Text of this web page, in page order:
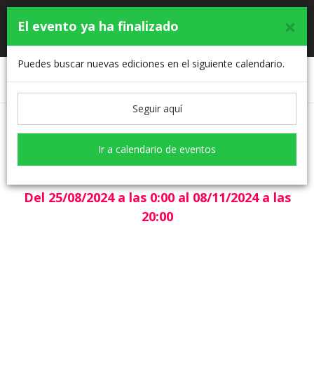
XII MARCHA MEJORADA DEL CAMPO
Toggle
Selección de tarifa Formulario
Selección de tarifa
Inscripciones cerradas
Del 25/08/2024 a las 0:00 al 08/11/2024 a las
20:00
×
El evento ya ha finalizado
Puedes buscar nuevas ediciones en el siguiente calendario.
Seguir aquí
Ir a calendario de eventos